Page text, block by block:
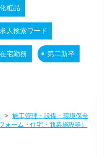
化粧品
人検索ワード
宅勤務 第二新卒
> 施工管理・設備・環境保全
ォーム・住宅・商業施設等）